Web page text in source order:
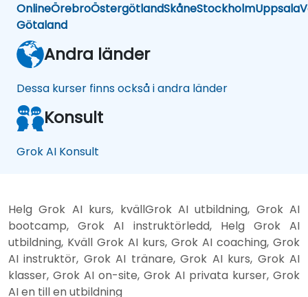
OnlineÖrebroÖstergötlandSkåneStockholmUppsala
Götaland
Andra länder
Dessa kurser finns också i andra länder
Konsult
Grok AI Konsult
Helg Grok AI kurs, kvällGrok AI utbildning, Grok AI
bootcamp, Grok AI instruktörledd, Helg Grok AI
utbildning, Kväll Grok AI kurs, Grok AI coaching, Grok
AI instruktör, Grok AI tränare, Grok AI kurs, Grok AI
klasser, Grok AI on-site, Grok AI privata kurser, Grok
AI en till en utbildning